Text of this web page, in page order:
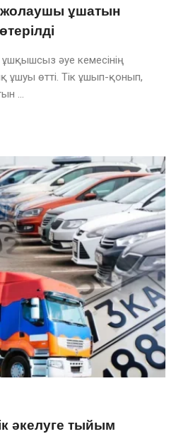
ұшатын
әуе кемесінің
ұшуы өтті. Тік ұшып-қонып,
...
әкелуге тыйым